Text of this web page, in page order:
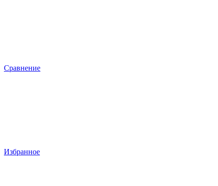
Сравнение
Избранное